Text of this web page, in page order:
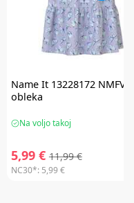
Name It13228172
obleka
Na voljo takoj
5,99 € 11,99 €
NC30*: 5,99 €